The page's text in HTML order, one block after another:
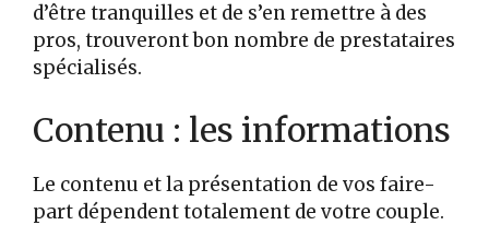
d’être tranquilles et de s’en remettre à des
pros, trouveront bon nombre de prestataires
spécialisés.
Contenu : les informations
Le contenu et la présentation de vos faire-
part dépendent totalement de votre couple.